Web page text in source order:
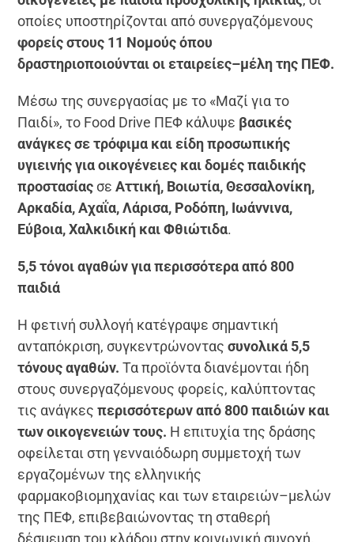
οποίες υποστηρίζονται από συνεργαζόμενους
φορείς στους 11 Νομούς όπου
δραστηριοποιούνται οι εταιρείες–μέλη της ΠΕΦ.
Μέσω της συνεργασίας με το «Μαζί για το
Παιδί», το Food Drive ΠΕΦ κάλυψε βασικές
ανάγκες σε τρόφιμα και είδη προσωπικής
υγιεινής για οικογένειες και δομές παιδικής
προστασίας σεΑττική, Βοιωτία, Θεσσαλονίκη,
Αρκαδία, Αχαΐα, Λάρισα, Ροδόπη, Ιωάννινα,
Εύβοια, Χαλκιδική και Φθιώτιδα.
5,5 τόνοι αγαθών για περισσότερα από 800
παιδιά
Η φετινή συλλογή κατέγραψε σημαντική
ανταπόκριση, συγκεντρώνονταςσυνολικά 5,5
τόνους αγαθών. Τα προϊόντα διανέμονται ήδη
στους συνεργαζόμενους φορείς, καλύπτοντας
τις ανάγκεςπερισσότερων από 800 παιδιών και
των οικογενειών τους. Η επιτυχία της δράσης
οφείλεται στη γενναιόδωρη συμμετοχή των
εργαζομένων της ελληνικής
φαρμακοβιομηχανίας και των εταιρειών–μελών
της ΠΕΦ, επιβεβαιώνοντας τη σταθερή